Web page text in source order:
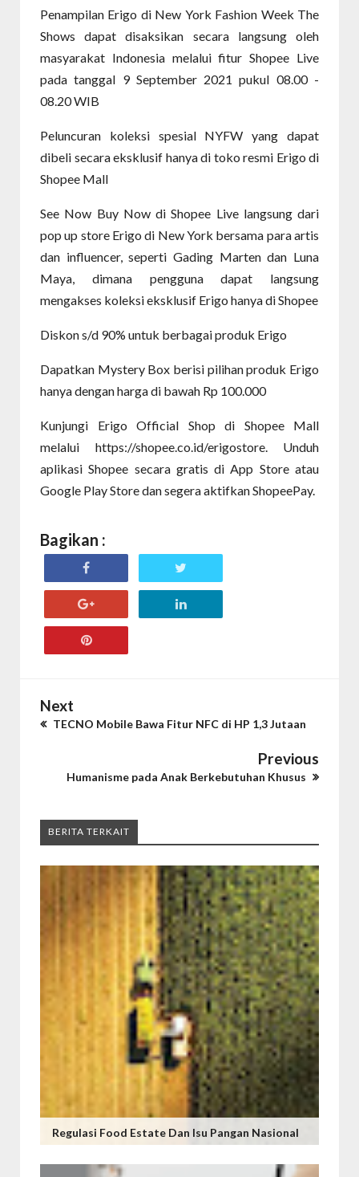
Penampilan Erigo di New York Fashion Week The
Shows dapat disaksikan secara langsung oleh
masyarakat Indonesia melalui fitur Shopee Live
pada tanggal 9 September 2021 pukul 08.00 -
08.20 WIB
Peluncuran koleksi spesial NYFW yang dapat
dibeli secara eksklusif hanya di toko resmi Erigo di
Shopee Mall
See Now Buy Now di Shopee Live langsung dari
pop up store Erigo di New York bersama para artis
dan influencer, seperti Gading Marten dan Luna
Maya, dimana pengguna dapat langsung
mengakses koleksi eksklusif Erigo hanya di Shopee
Diskon s/d 90% untuk berbagai produk Erigo
Dapatkan Mystery Box berisi pilihan produk Erigo
hanya dengan harga di bawah Rp 100.000
Kunjungi Erigo Official Shop di Shopee Mall
melalui https://shopee.co.id/erigostore. Unduh
aplikasi Shopee secara gratis di App Store atau
Google Play Store dan segera aktifkan ShopeePay.
Bagikan :
Next
TECNO Mobile Bawa Fitur NFC di HP 1,3 Jutaan
Previous
Humanisme pada Anak Berkebutuhan Khusus
BERITA TERKAIT
Regulasi Food Estate Dan Isu Pangan Nasional